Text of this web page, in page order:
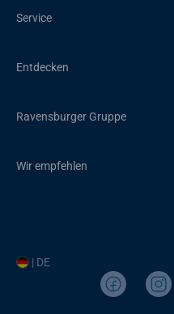
Service
Entdecken
Ravensburger Gruppe
Wir empfehlen
| DE